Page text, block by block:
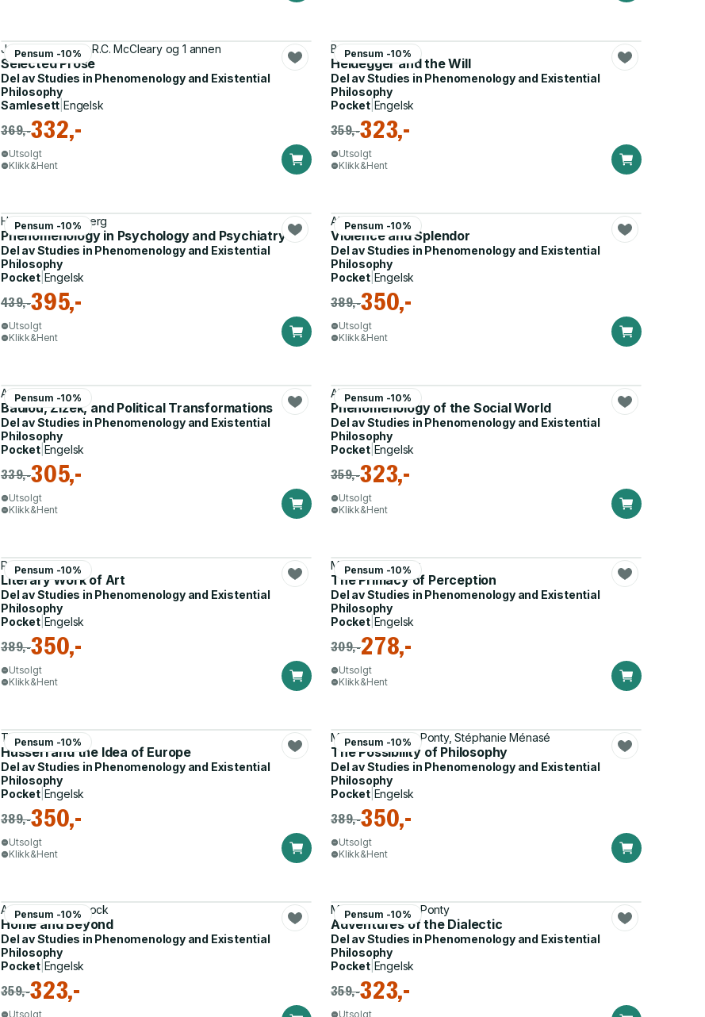
Pensum -10%
Jean-Paul Sartre, R.C. McCleary og 1 annen
Selected Prose
Del avStudies in Phenomenology and Existential
Philosophy
Samlesett |Engelsk
369,-332,-
Utsolgt
Klikk&Hent
Pensum -10%
Bret W. Davis
Heidegger and the Will
Del avStudies in Phenomenology and Existential
Philosophy
Pocket| Engelsk
359,-323,-
Utsolgt
Klikk&Hent
Pensum -10%
Herbert Spiegelberg
Phenomenology in Psychology and Psychiatry
Del avStudies in Phenomenology and Existential
Philosophy
Pocket| Engelsk
439,-395,-
Utsolgt
Klikk&Hent
Pensum -10%
Alphonso Lingis
Violence and Splendor
Del avStudies in Phenomenology and Existential
Philosophy
Pocket| Engelsk
389,-350,-
Utsolgt
Klikk&Hent
Pensum -10%
Adrian Johnston
Badiou, Žižek, and Political Transformations
Del avStudies in Phenomenology and Existential
Philosophy
Pocket| Engelsk
339,-305,-
Utsolgt
Klikk&Hent
Pensum -10%
Alfred Schutz
Phenomenology of the Social World
Del avStudies in Phenomenology and Existential
Philosophy
Pocket| Engelsk
359,-323,-
Utsolgt
Klikk&Hent
Pensum -10%
Roman Ingarden
Literary Work of Art
Del avStudies in Phenomenology and Existential
Philosophy
Pocket| Engelsk
389,-350,-
Utsolgt
Klikk&Hent
Pensum -10%
M. Merleau-Ponty
The Primacy of Perception
Del avStudies in Phenomenology and Existential
Philosophy
Pocket| Engelsk
309,-278,-
Utsolgt
Klikk&Hent
Pensum -10%
Timo Miettinen
Husserl and the Idea of Europe
Del avStudies in Phenomenology and Existential
Philosophy
Pocket| Engelsk
389,-350,-
Utsolgt
Klikk&Hent
Pensum -10%
Maurice Merleau-Ponty, Stéphanie Ménasé
The Possibility of Philosophy
Del avStudies in Phenomenology and Existential
Philosophy
Pocket| Engelsk
389,-350,-
Utsolgt
Klikk&Hent
Pensum -10%
Anthony J. Steinbock
Home and Beyond
Del avStudies in Phenomenology and Existential
Philosophy
Pocket| Engelsk
359,-323,-
Utsolgt
Pensum -10%
Maurice Merleau-Ponty
Adventures of the Dialectic
Del avStudies in Phenomenology and Existential
Philosophy
Pocket| Engelsk
359,-323,-
Utsolgt